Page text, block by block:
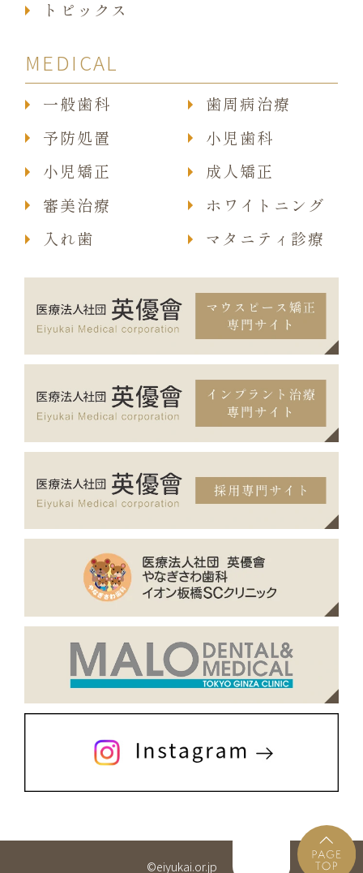
トピックス
MEDICAL
一般歯科
成人矯正
歯周病治療
審美治療
予防処置
ホワイトニング
小児歯科
入れ歯
小児矯正
マタニティ診療
©eiyukai.or.jp